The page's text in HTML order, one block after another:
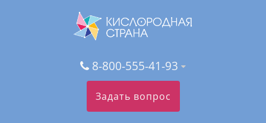
8-800-555-41-93
Задать вопрос